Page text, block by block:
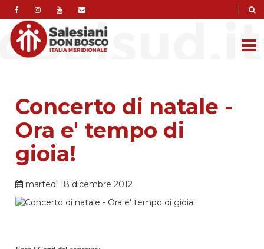
|
Concerto di natale -
Ora e' tempo di
gioia!
martedì 18 dicembre 2012